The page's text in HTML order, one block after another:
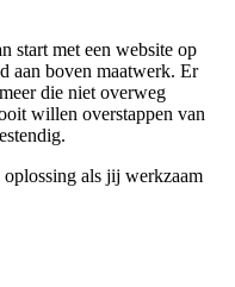
start met een website op
aan boven maatwerk. Er
die niet overweg
willen overstappen van
oplossing als jij werkzaam